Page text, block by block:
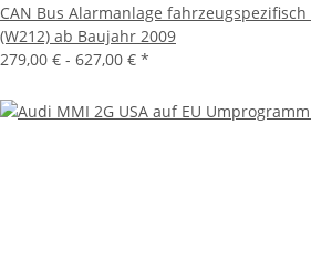
CAN Bus Alarmanlage fahrzeugspezifisch
(W212) ab Baujahr 2009
279,00 € - 627,00 € *